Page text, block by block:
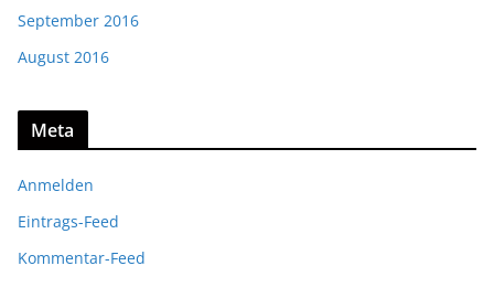
September 2016
August 2016
Meta
Anmelden
Eintrags-Feed
Kommentar-Feed